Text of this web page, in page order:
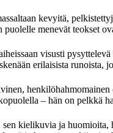
kevyitä,
menevät teokset
visusti pysyttelevä
erilaisista runoista,
– hän on pelkkä
kielikuvia ja